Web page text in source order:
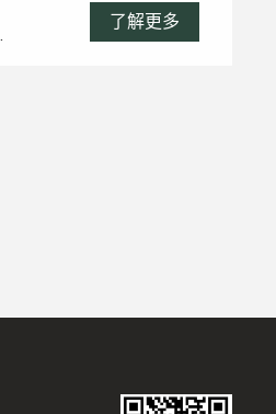
了解更多